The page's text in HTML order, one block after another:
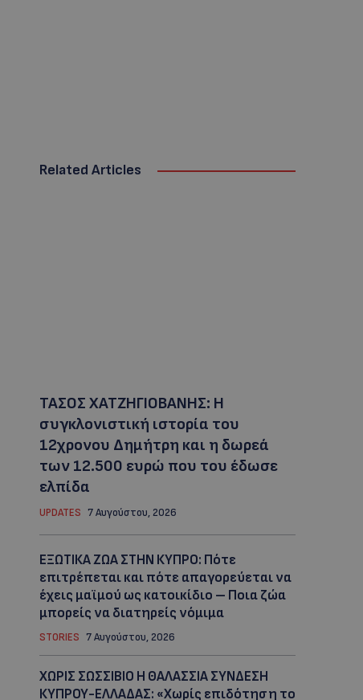
Related Articles
ΤΑΣΟΣ ΧΑΤΖΗΓΙΟΒΑΝΗΣ: Η
συγκλονιστική ιστορία του
12χρονου Δημήτρη και η δωρεά
των 12.500 ευρώ που του έδωσε
ελπίδα
UPDATES 7 Αυγούστου, 2026
ΕΞΩΤΙΚΑ ΖΩΑ ΣΤΗΝ ΚΥΠΡΟ: Πότε
επιτρέπεται και πότε απαγορεύεται να
έχεις μαϊμού ως κατοικίδιο – Ποια ζώα
μπορείς να διατηρείς νόμιμα
STORIES 7 Αυγούστου, 2026
ΧΩΡΙΣ ΣΩΣΣΙΒΙΟ Η ΘΑΛΑΣΣΙΑ ΣΥΝΔΕΣΗ
ΚΥΠΡΟΥ-ΕΛΛΑΔΑΣ: «Χωρίς επιδότηση το